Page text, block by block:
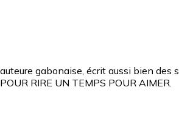
gabonaise, écrit aussi bien des
RIRE UN TEMPS POUR AIMER.